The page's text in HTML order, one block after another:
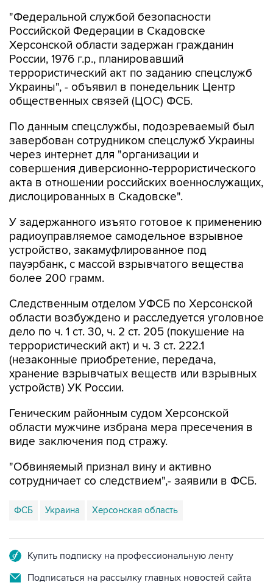
"Федеральной службой безопасности
Российской Федерации в Скадовске
Херсонской области задержан гражданин
России, 1976 г.р., планировавший
террористический акт по заданию спецслужб
Украины", - объявил в понедельник Центр
общественных связей (ЦОС) ФСБ.
По данным спецслужбы, подозреваемый был
завербован сотрудником спецслужб Украины
через интернет для "организации и
совершения диверсионно-террористического
акта в отношении российских военнослужащих,
дислоцированных в Скадовске".
У задержанного изъято готовое к применению
радиоуправляемое самодельное взрывное
устройство, закамуфлированное под
пауэрбанк, с массой взрывчатого вещества
более 200 грамм.
Следственным отделом УФСБ по Херсонской
области возбуждено и расследуется уголовное
дело по ч. 1 ст. 30, ч. 2 ст. 205 (покушение на
террористический акт) и ч. 3 ст. 222.1
(незаконные приобретение, передача,
хранение взрывчатых веществ или взрывных
устройств) УК России.
Геническим районным судом Херсонской
области мужчине избрана мера пресечения в
виде заключения под стражу.
"Обвиняемый признал вину и активно
сотрудничает со следствием",- заявили в ФСБ.
ФСБ Украина Херсонская область
Купить подписку на профессиональную ленту
Подписаться на рассылку главных новостей сайта